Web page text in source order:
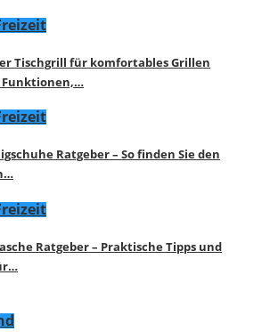
Tischgrill für komfortables Grillen
Funktionen,…
Ratgeber – So finden Sie den
Ratgeber – Praktische Tipps und